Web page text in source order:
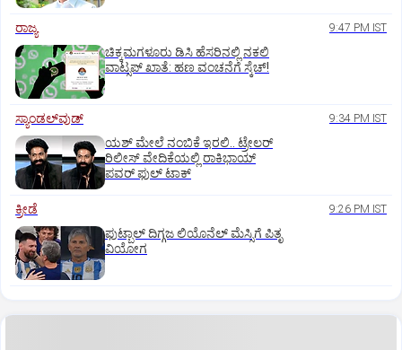
ರಾಜ್ಯ 9:47 PM IST
ಚಿಕ್ಕಮಗಳೂರು ಡಿಸಿ ಹೆಸರಿನಲ್ಲಿ ನಕಲಿ
ವಾಟ್ಸಪ್ ಖಾತೆ: ಹಣ ವಂಚನೆಗೆ ಸ್ಕೆಚ್!
ಸ್ಯಾಂಡಲ್‌ವುಡ್‌ 9:34 PM IST
ಯಶ್‌ ಮೇಲೆ ನಂಬಿಕೆ ಇರಲಿ.. ಟ್ರೇಲರ್‌
ರಿಲೀಸ್‌ ವೇದಿಕೆಯಲ್ಲಿ ರಾಕಿಭಾಯ್‌
ಪವರ್‌ ಫುಲ್‌ ಟಾಕ್
ಕ್ರೀಡೆ 9:26 PM IST
ಫುಟ್ಬಾಲ್ ದಿಗ್ಗಜ ಲಿಯೊನೆಲ್‌ ಮೆಸ್ಸಿಗೆ ಪಿತೃ
ವಿಯೋಗ